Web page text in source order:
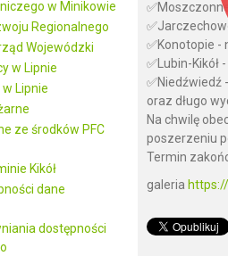
w Minikowie
Regionalnego
Wojewódzki
w Lipnie
Lipnie
ze środków PFC
Kikół
dane
dostępności
✅Konotopie -
✅Lubin-Kikół
✅Niedźwiedź
oraz długo
Na chwilę
poszerzeniu
Termin
galeria